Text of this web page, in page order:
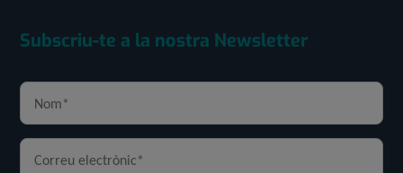
Subscriu-te a la nostra Newsletter